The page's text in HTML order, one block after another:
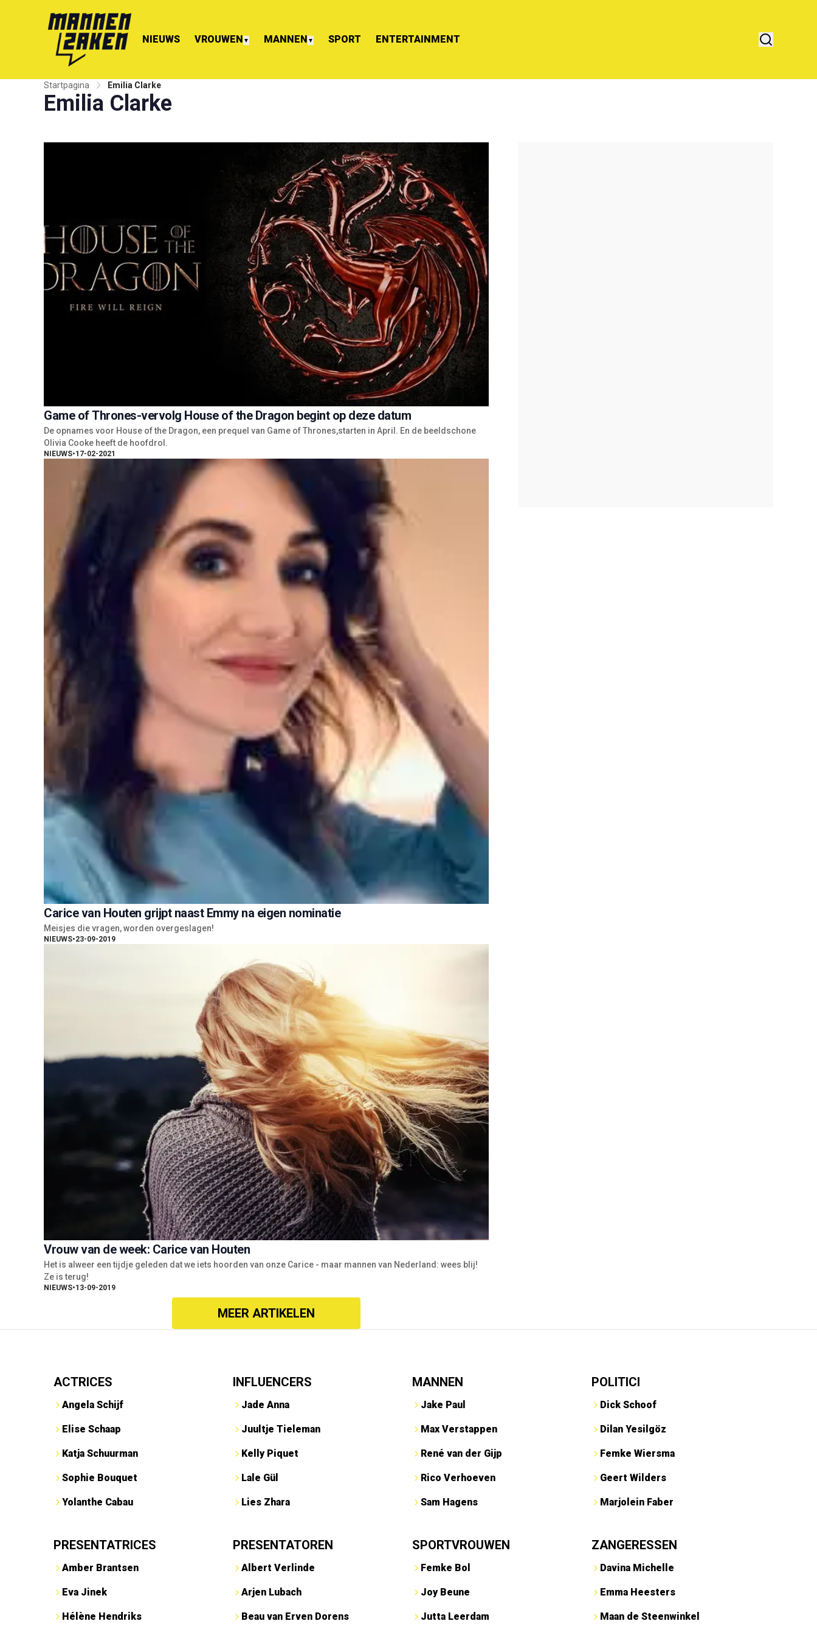
NIEUWS VROUWEN ▼ MANNEN ▼ SPORT ENTERTAINMENT
Startpagina Emilia Clarke
Emilia Clarke
Game of Thrones-vervolg House of the Dragon begint op deze datum
De opnames voor House of the Dragon, een prequel van Game of Thrones,starten in April. En de beeldschone
Olivia Cooke heeft de hoofdrol.
NIEUWS•17-02-2021
Carice van Houten grijpt naast Emmy na eigen nominatie
Meisjes die vragen, worden overgeslagen!
NIEUWS•23-09-2019
Vrouw van de week: Carice van Houten
Het is alweer een tijdje geleden dat we iets hoorden van onze Carice - maar mannen van Nederland: wees blij!
Ze is terug!
NIEUWS•13-09-2019
MEER ARTIKELEN
ACTRICES
Angela Schijf
Elise Schaap
Katja Schuurman
Sophie Bouquet
Yolanthe Cabau
INFLUENCERS
Jade Anna
Juultje Tieleman
Kelly Piquet
Lale Gül
Lies Zhara
MANNEN
Jake Paul
Max Verstappen
René van der Gijp
Rico Verhoeven
Sam Hagens
POLITICI
Dick Schoof
Dilan Yesilgöz
Femke Wiersma
Geert Wilders
Marjolein Faber
PRESENTATRICES
Amber Brantsen
Eva Jinek
Hélène Hendriks
PRESENTATOREN
Albert Verlinde
Arjen Lubach
Beau van Erven Dorens
SPORTVROUWEN
Femke Bol
Joy Beune
Jutta Leerdam
ZANGERESSEN
Davina Michelle
Emma Heesters
Maan de Steenwinkel